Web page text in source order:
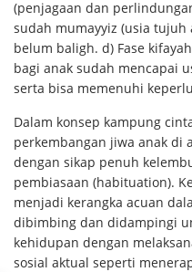
(penjagaan dan
sudah mumayyiz (usia
belum baligh. d) Fase
bagi anak sudah mencapai
serta bisa memenuhi
Dalam konsep kampung
perkembangan jiwa anak di
dengan sikap penuh
pembiasaan (habituation).
menjadi kerangka acuan
dibimbing dan didampingi
kehidupan dengan
sosial aktual seperti